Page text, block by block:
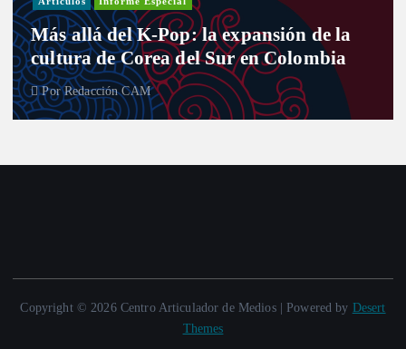
Más allá del K-Pop: la expansión de la
cultura de Corea del Sur en Colombia
PorRedacción CAM
Copyright © 2026 Centro Articulador de Medios | Powered by Desert
Themes